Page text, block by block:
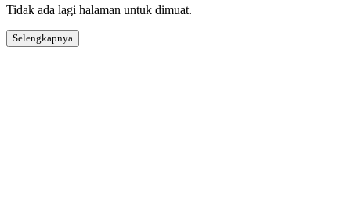
Tidak ada lagi halaman untuk dimuat.
Selengkapnya